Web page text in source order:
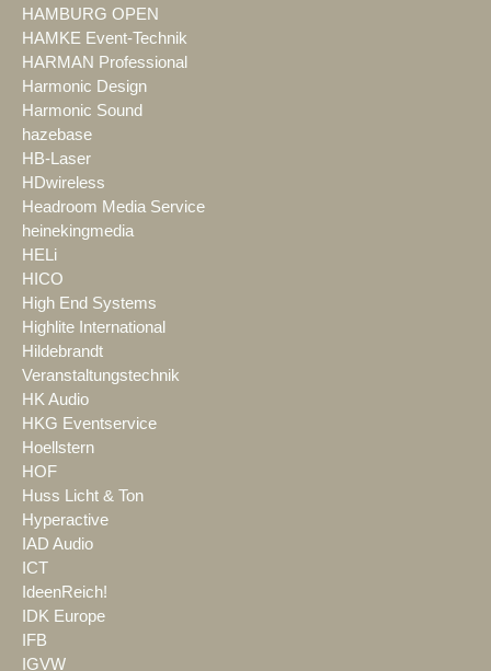
HAMBURG OPEN
HAMKE Event-Technik
HARMAN Professional
Harmonic Design
Harmonic Sound
hazebase
HB-Laser
HDwireless
Headroom Media Service
heinekingmedia
HELi
HICO
High End Systems
Highlite International
Hildebrandt
Veranstaltungstechnik
HK Audio
HKG Eventservice
Hoellstern
HOF
Huss Licht & Ton
Hyperactive
IAD Audio
ICT
IdeenReich!
IDK Europe
IFB
IGVW